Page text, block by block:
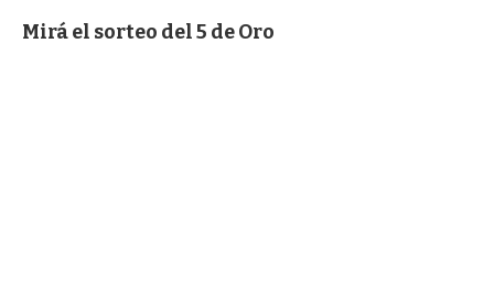
Mirá el sorteo del 5 de Oro